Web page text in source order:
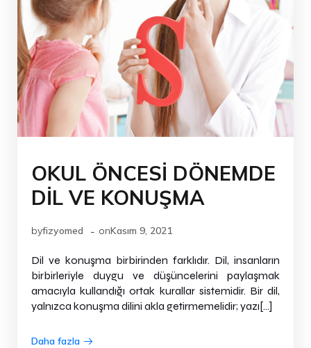
OKUL ÖNCESİ DÖNEMDE
DİL VE KONUŞMA
byfizyomed - onKasım 9, 2021
Dil ve konuşma birbirinden farklıdır. Dil, insanların
birbirleriyle duygu ve düşüncelerini paylaşmak
amacıyla kullandığı ortak kurallar sistemidir. Bir dil,
yalnızca konuşma dilini akla getirmemelidir; yazı[…]
Daha fazla